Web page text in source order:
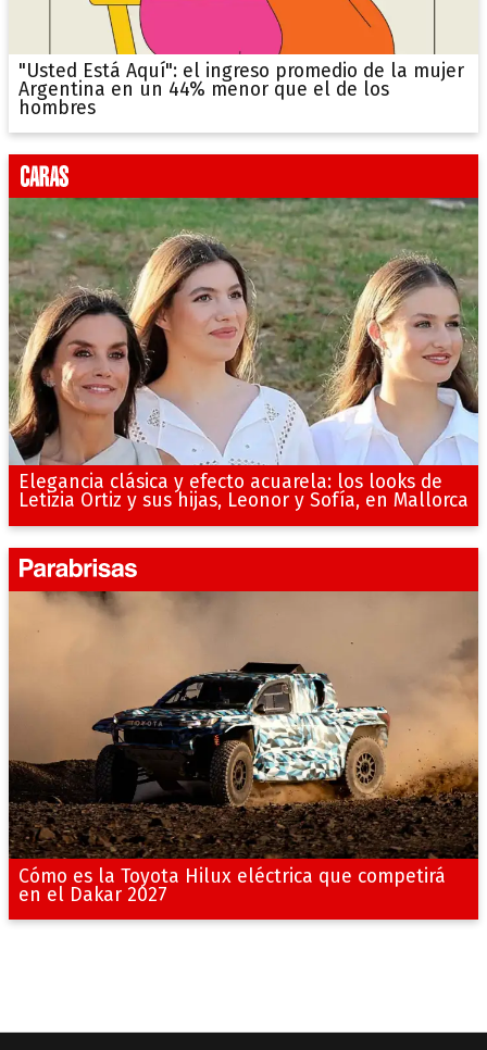
"Usted Está Aquí": el ingreso promedio de la mujer
Argentina en un 44% menor que el de los
hombres
Elegancia clásica y efecto acuarela: los looks de
Letizia Ortiz y sus hijas, Leonor y Sofía, en Mallorca
Cómo es la Toyota Hilux eléctrica que competirá
en el Dakar 2027